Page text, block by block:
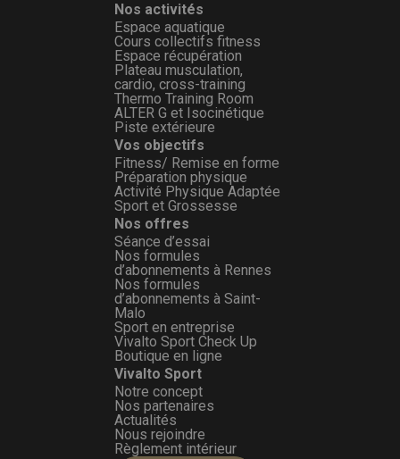
Nos activités
Espace aquatique
Cours collectifs fitness
Espace récupération
Plateau musculation,
cardio, cross-training
Thermo Training Room
ALTER G et Isocinétique
Piste extérieure
Vos objectifs
Fitness/ Remise en forme
Préparation physique
Activité Physique Adaptée
Sport et Grossesse
Nos offres
Séance d’essai
Nos formules
d’abonnements à Rennes
Nos formules
d’abonnements à Saint-
Malo
Sport en entreprise
Vivalto Sport Check Up
Boutique en ligne
Vivalto Sport
Notre concept
Nos partenaires
Actualités
Nous rejoindre
Règlement intérieur